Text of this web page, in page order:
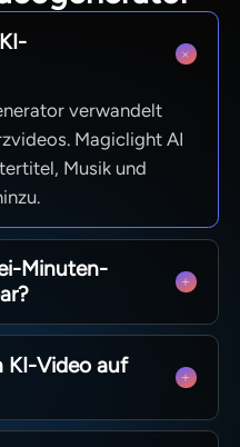
verwandelt
Magiclight AI
Musik und
Minuten-
Workflow des KI-
vor einem
die aktuellen
Exporte und
KI-Video auf
und